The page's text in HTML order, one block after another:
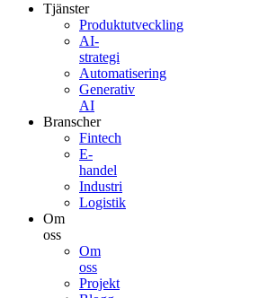
Tjänster
Produktutveckling
AI-
strategi
Automatisering
Generativ
AI
Branscher
Fintech
E-
handel
Industri
Logistik
Om
oss
Om
oss
Projekt